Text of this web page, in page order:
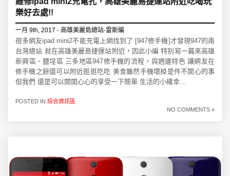
樂好去處!!
一月 9th, 2017 - 高雄美麗島總站-雷斯編
很多網友ipad mini2不能充電上網找到了 [947修手機]才發現947的南
台灣總站 就在高雄美麗島捷運站附近，因此小編 特别寫一篇來高雄
新興區、鹽埕區 三多地區947修手機的流程，與週邊特色 讓網友在
修手機之餘還可以附近逛逛吃吃 美食雖然手機壞掉是件不開心的事
但我們 還是可以開開心心的享受一下簡單 生活的小確幸…
POSTED IN 綜合資訊區
NO COMMENTS »